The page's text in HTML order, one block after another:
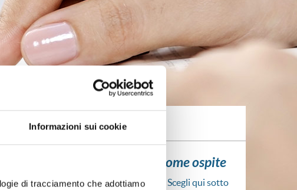
Informazioni sui cookie
di tracciamento che adottiamo
prosegui l'iscrizione al corso come ospite
l'iscrizione al corso senza fare login. Scegli qui sotto